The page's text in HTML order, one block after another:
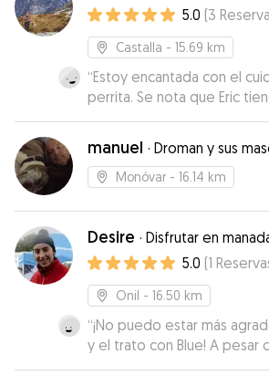
5.0 (3
Castalla - 15.69 km
“Estoy encantada con el
perrita. Se nota que Eric
por los animales. Ha sido
responsable y cariñoso
mantuvo informada con
mensajes, y Kira a regresado feliz y tranquila. Sin
manuel · Droman y sus
Monóvar - 16.14 km
Desire · Disfrutar en
5.0 (1
Onil - 16.50 km
“¡No puedo estar más
y el trato con Blue! A pesar
separarse de nosotros, el